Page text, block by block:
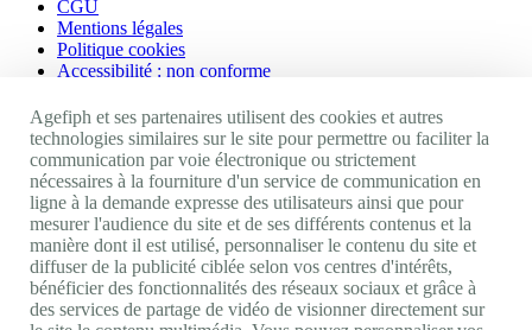
CGU
Mentions légales
Politique cookies
Accessibilité : non conforme
Nos autres sites
Site portail Agefiph
Activateur de progrès
Handinnov
Innovation et recherche
Université du RRH
Service AppuiPro
Agefiph et ses partenaires utilisent des cookies et autres
technologies similaires sur le site pour permettre ou faciliter la
communication par voie électronique ou strictement
nécessaires à la fourniture d'un service de communication en
ligne à la demande expresse des utilisateurs ainsi que pour
mesurer l'audience du site et de ses différents contenus et la
manière dont il est utilisé, personnaliser le contenu du site et
diffuser de la publicité ciblée selon vos centres d'intérêts,
bénéficier des fonctionnalités des réseaux sociaux et grâce à
des services de partage de vidéo de visionner directement sur